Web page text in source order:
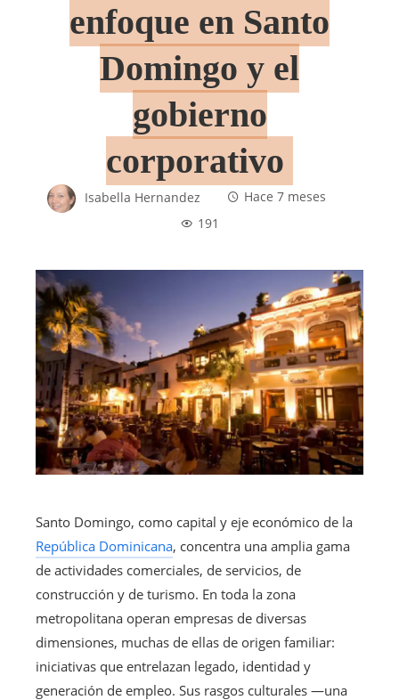
enfoque en Santo
Domingo y el
gobierno
corporativo
Isabella Hernandez
Hace 7 meses
191
Santo Domingo, como capital y eje económico de la
República Dominicana, concentra una amplia gama
de actividades comerciales, de servicios, de
construcción y de turismo. En toda la zona
metropolitana operan empresas de diversas
dimensiones, muchas de ellas de origen familiar:
iniciativas que entrelazan legado, identidad y
generación de empleo. Sus rasgos culturales —una